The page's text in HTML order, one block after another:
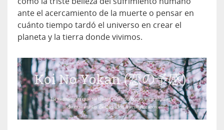
ante el acercamiento de la muerte o pensar en
cuánto tiempo tardó el universo en crear el
planeta y la tierra donde vivimos.